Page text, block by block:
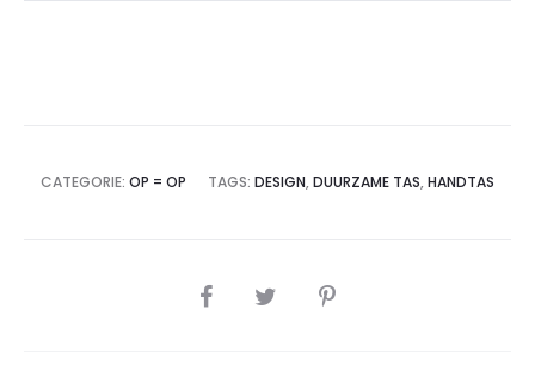
CATEGORIE: OP = OP TAGS: DESIGN, DUURZAME TAS, HANDTAS
SHARE